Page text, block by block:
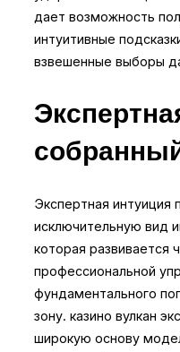
дает возможность
интуитивные
взвешенные выборы
Экспертная интуиция
исключительную вид
которая развивается
профессиональной
фундаментального
зону. казино вулкан
широкую основу